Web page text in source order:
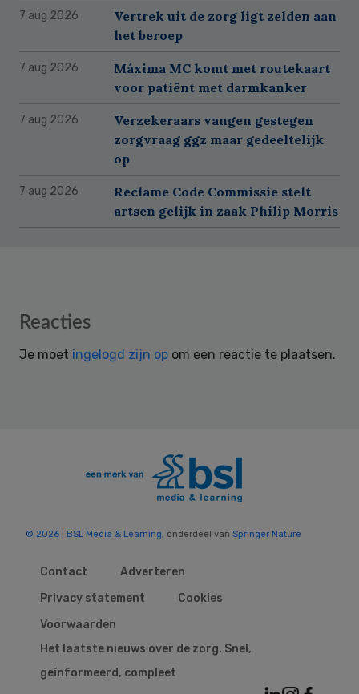
7 aug 2026
Vertrek uit de zorg ligt zelden aan
het beroep
7 aug 2026
Máxima MC komt met routekaart
voor patiënt met darmkanker
7 aug 2026
Verzekeraars vangen gestegen
zorgvraag ggz maar gedeeltelijk
op
7 aug 2026
Reclame Code Commissie stelt
artsen gelijk in zaak Philip Morris
Reader
Reacties
Je moet ingelogd zijn op om een reactie te plaatsen.
© 2026 | BSL Media & Learning , onderdeel van Springer Nature
Contact
Adverteren
Privacy statement
Cookies
Voorwaarden
Het laatste nieuws over de zorg. Snel,
geïnformeerd, compleet